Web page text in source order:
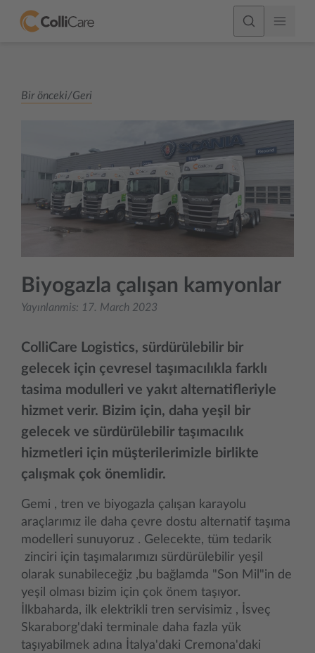
Bir önceki/Geri
Biyogazla çalışan kamyonlar
Yayınlanmis: 17. March 2023
ColliCare Logistics, sürdürülebilir bir
gelecek için çevresel taşımacılıkla farklı
tasima modulleri ve yakıt alternatifleriyle
hizmet verir. Bizim için, daha yeşil bir
gelecek ve sürdürülebilir taşımacılık
hizmetleri için müşterilerimizle birlikte
çalışmak çok önemlidir.
Gemi , tren ve biyogazla çalışan karayolu
araçlarımız ile daha çevre dostu alternatif taşıma
modelleri sunuyoruz . Gelecekte, tüm tedarik
zinciri için taşımalarımızı sürdürülebilir yeşil
olarak sunabileceğiz ,bu bağlamda "Son Mil"in de
yeşil olması bizim için çok önem taşıyor.
İlkbaharda, ilk elektrikli tren servisimiz , İsveç
Skaraborg'daki terminale daha fazla yük
taşıyabilmek adına İtalya'daki Cremona'daki